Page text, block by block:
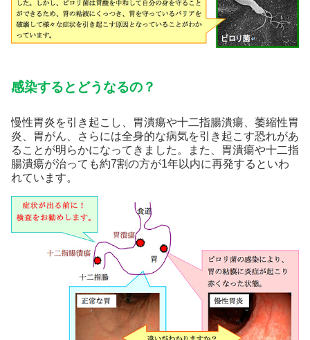
感染するとどうなるの？
慢性胃炎を引き起こし、胃潰瘍や十二指腸潰瘍、萎縮性胃
炎、胃がん、さらには全身的な病気を引き起こす恐れがあ
ることが明らかになってきました。また、胃潰瘍や十二指
腸潰瘍が治っても約7割の方が1年以内に再発するといわ
れています。